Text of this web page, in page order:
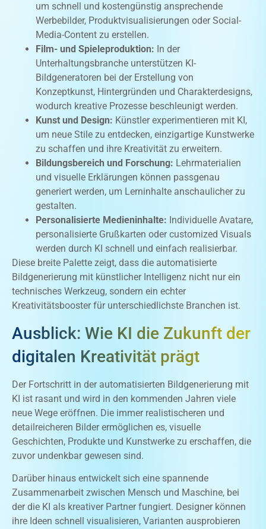
um schnell und kostengünstig ansprechende
Werbebilder, Produktvisualisierungen oder Social-
Media-Content zu erstellen.
Film- und Spieleproduktion: In der
Unterhaltungsbranche unterstützen KI-
Bildgeneratoren bei der Erstellung von
Konzeptkunst, Hintergründen und Charakterdesigns,
wodurch kreative Prozesse beschleunigt werden.
Kunst und Design: Künstler experimentieren mit KI,
um neue Stile zu entdecken, einzigartige Kunstwerke
zu schaffen und ihre Kreativität zu erweitern.
Bildungsbereich und Forschung: Lehrmaterialien
und visuelle Erklärungen können passgenau
generiert werden, um Lerninhalte anschaulicher zu
gestalten.
Personalisierte Medieninhalte: Individuelle Avatare,
personalisierte Grußkarten oder customized Visuals
werden durch KI schnell und einfach realisierbar.
Diese breite Palette zeigt, dass die automatisierte
Bildgenerierung mit künstlicher Intelligenz nicht nur ein
technisches Werkzeug, sondern ein echter
Kreativitätsbooster für unterschiedlichste Branchen ist.
Ausblick: Wie KI die Zukunft der
digitalen Kreativität prägt
Der Fortschritt in der automatisierten Bildgenerierung mit
KI ist rasant und wird in den kommenden Jahren viele
neue Wege eröffnen. Die immer realistischeren und
detailreicheren Bilder ermöglichen es, visuelle
Geschichten, Produkte und Kunstwerke zu erschaffen, die
zuvor undenkbar gewesen sind.
Darüber hinaus entwickelt sich eine spannende
Zusammenarbeit zwischen Mensch und Maschine, bei
der die KI als kreativer Partner fungiert. Designer können
ihre Ideen schnell visualisieren, Varianten ausprobieren